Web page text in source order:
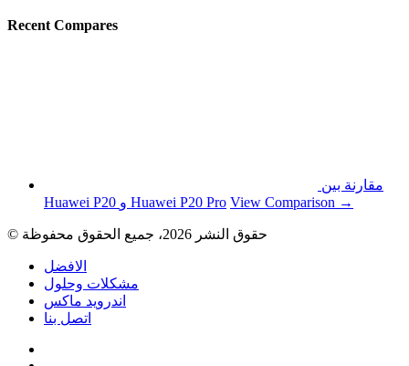
Recent Compares
مقارنة بين
Huawei P20 و Huawei P20 Pro View Comparison →
الافضل
مشكلات وحلول
اندرويد ماكس
اتصل بنا